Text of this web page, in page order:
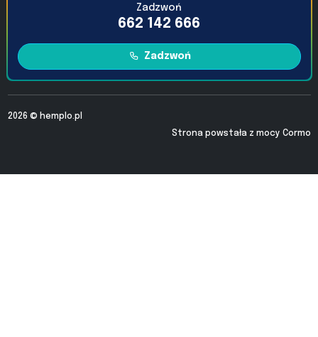
Zadzwoń
662 142 666
Zadzwoń
2026 © hemplo.pl
Strona powstała z mocy Cormo